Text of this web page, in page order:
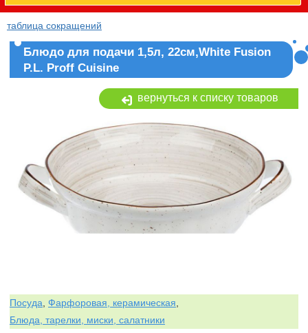
таблица сокращений
Блюдо для подачи 1,5л, 22см,White Fusion
P.L. Proff Cuisine
вернуться к списку товаров
Посуда Фарфоровая, керамическая
Блюда, тарелки, миски, салатники